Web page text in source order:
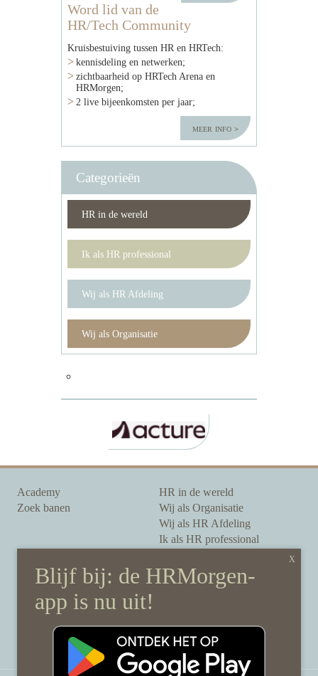
Word lid van de
HR/Tech Community
Kruisbestuiving tussen HR en HRTech:
kennisdeling en netwerken;
zichtbaarheid op HRTech Arena en
HRMorgen;
2 live bijeenkomsten per jaar;
meer info
Categorieën
HR in de wereld
Ik als HR professional
Wij als HR Afdeling
Wij als Organisatie
Academy
Zoek banen
HR in de wereld
Wij als Organisatie
Wij als HR Afdeling
Ik als HR professional
Onze auteurs
Onze partners
Sponsoring
Over HRMorgen
Disclaimer & gedragscode